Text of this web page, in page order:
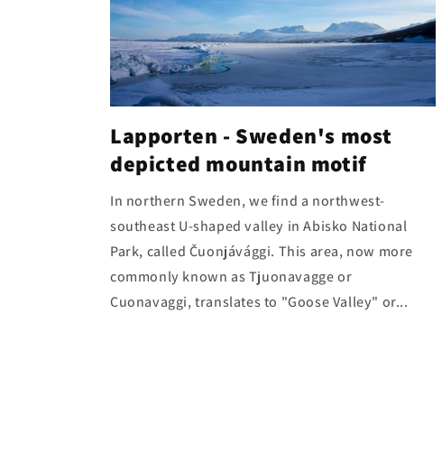
Lapporten - Sweden's most
depicted mountain motif
In northern Sweden, we find a northwest-
southeast U-shaped valley in Abisko National
Park, called Čuonjávággi. This area, now more
commonly known as Tjuonavagge or
Cuonavaggi, translates to "Goose Valley" or...